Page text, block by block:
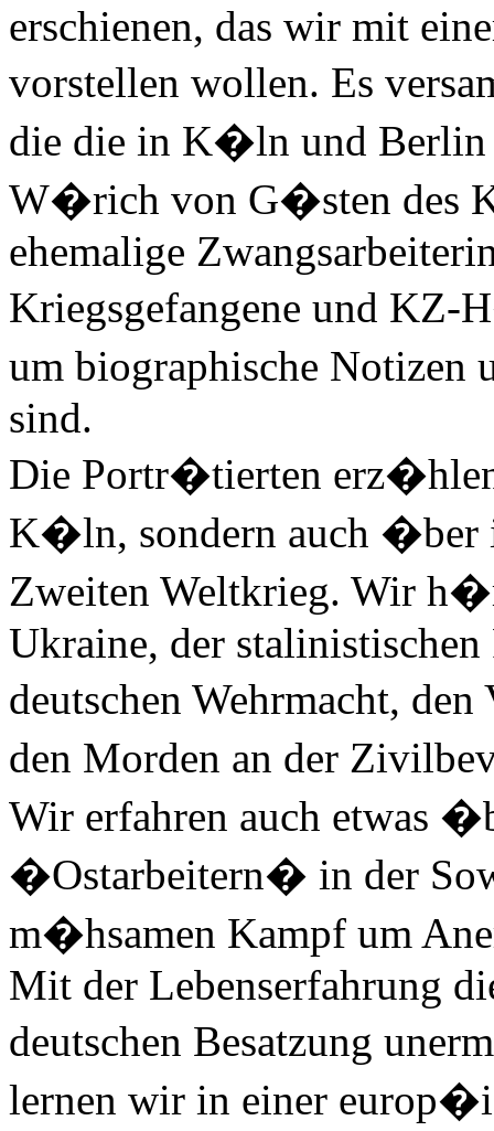
erschienen, das wir mit
vorstellen wollen. Es
die die in K�ln und Berlin
W�rich von G�sten des
ehemalige
Kriegsgefangene und
um biographische
sind.
Die Portr�tierten
K�ln, sondern auch �ber
Zweiten Weltkrieg. Wir
Ukraine, der
deutschen Wehrmacht,
den Morden an der
Wir erfahren auch etwas
�Ostarbeitern� in der
m�hsamen Kampf um
Mit der Lebenserfahrung
deutschen Besatzung
lernen wir in einer